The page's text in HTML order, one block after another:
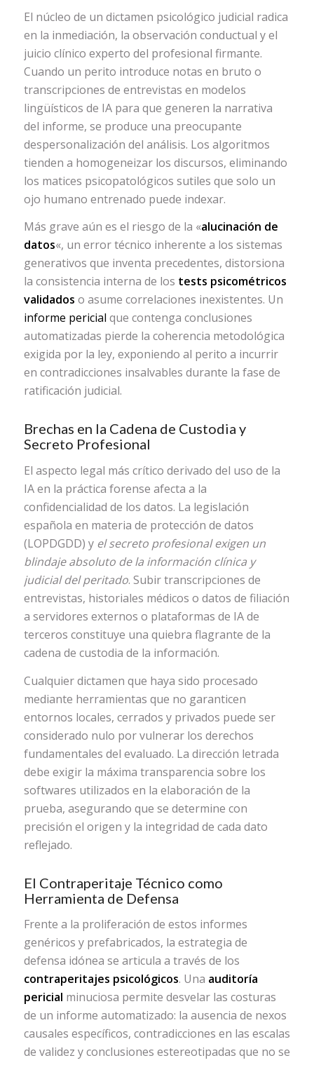
El núcleo de un dictamen psicológico judicial radica
en la inmediación, la observación conductual y el
juicio clínico experto del profesional firmante.
Cuando un perito introduce notas en bruto o
transcripciones de entrevistas en modelos
lingüísticos de IA para que generen la narrativa
del informe, se produce una preocupante
despersonalización del análisis. Los algoritmos
tienden a homogeneizar los discursos, eliminando
los matices psicopatológicos sutiles que solo un
ojo humano entrenado puede indexar.
Más grave aún es el riesgo de la «alucinación de
datos«, un error técnico inherente a los sistemas
generativos que inventa precedentes, distorsiona
la consistencia interna de los tests psicométricos
validados o asume correlaciones inexistentes. Un
informe pericial que contenga conclusiones
automatizadas pierde la coherencia metodológica
exigida por la ley, exponiendo al perito a incurrir
en contradicciones insalvables durante la fase de
ratificación judicial.
Brechas en la Cadena de Custodia y
Secreto Profesional
El aspecto legal más crítico derivado del uso de la
IA en la práctica forense afecta a la
confidencialidad de los datos. La legislación
española en materia de protección de datos
(LOPDGDD) y el secreto profesional exigen un
blindaje absoluto de la información clínica y
judicial del peritado. Subir transcripciones de
entrevistas, historiales médicos o datos de filiación
a servidores externos o plataformas de IA de
terceros constituye una quiebra flagrante de la
cadena de custodia de la información.
Cualquier dictamen que haya sido procesado
mediante herramientas que no garanticen
entornos locales, cerrados y privados puede ser
considerado nulo por vulnerar los derechos
fundamentales del evaluado. La dirección letrada
debe exigir la máxima transparencia sobre los
softwares utilizados en la elaboración de la
prueba, asegurando que se determine con
precisión el origen y la integridad de cada dato
reflejado.
El Contraperitaje Técnico como
Herramienta de Defensa
Frente a la proliferación de estos informes
genéricos y prefabricados, la estrategia de
defensa idónea se articula a través de los
contraperitajes psicológicos. Una auditoría
pericial minuciosa permite desvelar las costuras
de un informe automatizado: la ausencia de nexos
causales específicos, contradicciones en las escalas
de validez y conclusiones estereotipadas que no se